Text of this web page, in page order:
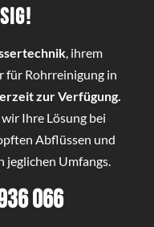
, ihrem
für Rohrreinigung in
zur Verfügung.
Ihre Lösung bei
Abflüssen und
jeglichen Umfangs.
066